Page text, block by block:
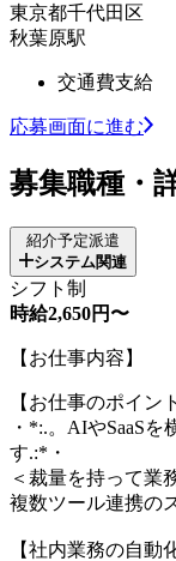
東京都千代田区
秋葉原駅
交通費支給
応募画面に進む
募集職種・
紹介予定派遣
システム関連
シフト制
時給2,650円〜
【お仕事内容】
【お仕事のポイン
・*:.。AIやSaaS
す.:*・
＜裁量を持って業
複数ツール連携の
【社内業務の自動